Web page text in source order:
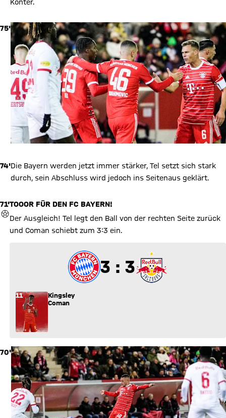
Konter.
75'
74'Die Bayern werden jetzt immer stärker, Tel setzt sich stark
durch, sein Abschluss wird jedoch ins Seitenaus geklärt.
71'
TOR
TOOOR FÜR DEN FC BAYERN!
Der Ausgleich! Tel legt den Ball von der rechten Seite zurück
und Coman schiebt zum 3:3 ein.
3 zu 3
3 : 3
11
Kingsley
Coman
70'